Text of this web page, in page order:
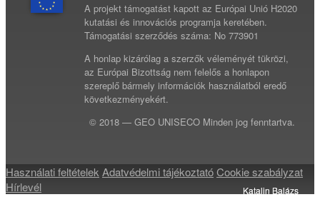
Katalin Balázs
Katalin Balázs
Katalin Balázs
Katalin Balázs
A projekt támogatást kapott az Európai Unió H2020
kutatási és innovációs programja keretében.
Támogatási szerződés száma: No 773901
A honlap kizárólag a szerzők véleményét tükrözi,
az Európai Bizottság nem felelős a honlapon
szereplő bármely információk használatból eredő
következményekért.
© 2018 — GEO UNISECO Minden jog fenntartva.
Használati feltételek Adatvédelmi tájékoztatóCookie szabályzat
Hírlevél